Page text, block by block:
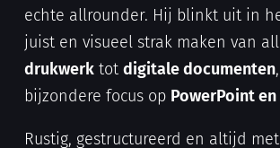
echte allrounder. Hij blinkt uit in
juist en visueel strak maken van
drukwerk tot digitale documenten
bijzondere focus op PowerPoint en
Rustig, gestructureerd en altijd